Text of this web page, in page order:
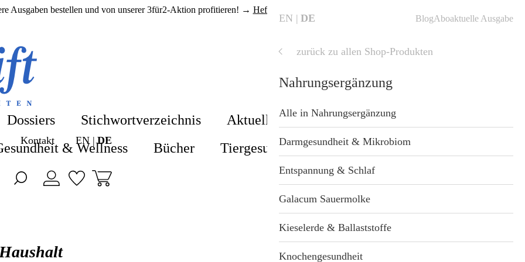
Ausgaben bestellen und von unserer 3für2-Aktion profitieren! → Hefte finden
Kontakt EN DE
Dossiers Stichwortverzeichnis Aktuell
Shop
& Wellness Bücher Tiergesundheit Geschenkideen
Blog
EN DE BlogAboaktuelle Ausgabe
zurück zu allen Shop-Produkten
ZeitenSchrift Startseite
Alle Produkte
Hefte & Abos
Nahrungsergänzung
Gesundheit & Wellness
Nahrungsergänzung
Alle in Nahrungsergänzung
Darmgesundheit & Mikrobiom
Entspannung & Schlaf
Galacum Sauermolke
Kieselerde & Ballaststoffe
Knochengesundheit